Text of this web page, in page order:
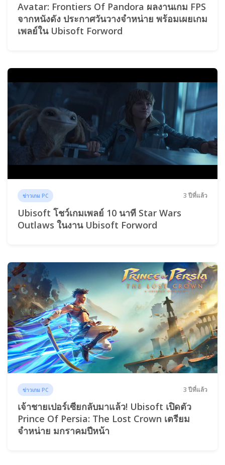
Avatar: Frontiers Of Pandora ผลงานเกม FPS
จากหนังดัง ประกาศวันวางจำหน่าย พร้อมเผยเกม
เพลย์ใน Ubisoft Forword
ข่าวเกม PC 3 ปีที่แล้ว
Ubisoft โชว์เกมเพลย์ 10 นาที Star Wars
Outlaws ในงาน Ubisoft Forword
ข่าวเกม PC 3 ปีที่แล้ว
เจ้าชายเปอร์เซียกลับมาแล้ว! Ubisoft เปิดตัว
Prince Of Persia: The Lost Crown เตรียม
จำหน่าย มกราคมปีหน้า